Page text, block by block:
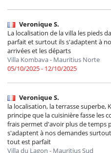
Veronique S.
La localisation de la villa les pieds
parfait et surtout ils s'adaptent à
arrivées et les départs
Villa Kombava - Mauritius Norte
05/10/2025 - 12/10/2025
Veronique S.
la localisation, la terrasse superbe,
principe que la cuisinière fasse les
frais permet d'avoir plus de temps
s'adaptent à nos demandes
tout est parfait
Villa du Lagon - Mauritius Sud